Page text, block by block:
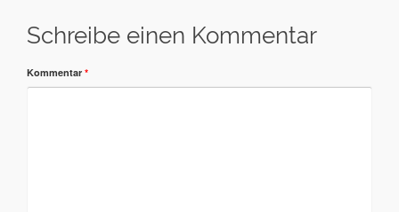
Schreibe einen Kommentar
Kommentar *